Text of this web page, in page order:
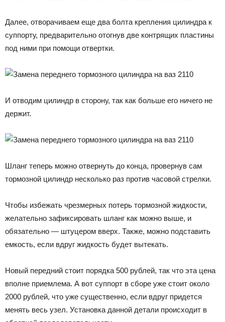
Далее, отворачиваем еще два болта крепления цилиндра к
суппорту, предварительно отогнув две контрящих пластины
под ними при помощи отвертки.
И отводим цилиндр в сторону, так как больше его ничего не
держит.
Шланг теперь можно отвернуть до конца, провернув сам
тормозной цилиндр несколько раз против часовой стрелки.
Чтобы избежать чрезмерных потерь тормозной жидкости,
желательно зафиксировать шланг как можно выше, и
обязательно — штуцером вверх. Также, можно подставить
емкость, если вдруг жидкость будет вытекать.
Новый передний стоит порядка 500 рублей, так что эта цена
вполне приемлема. А вот суппорт в сборе уже стоит около
2000 рублей, что уже существенно, если вдруг придется
менять весь узел. Установка данной детали происходит в